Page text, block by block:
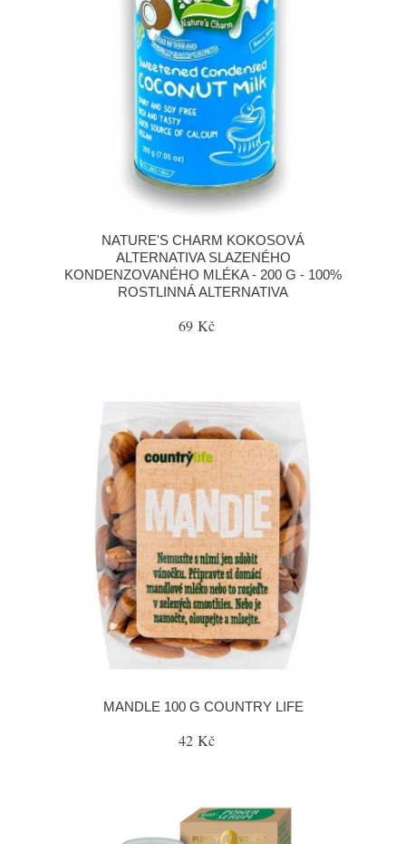
NATURE'S CHARM KOKOSOVÁ
ALTERNATIVA SLAZENÉHO
KONDENZOVANÉHO MLÉKA - 200 G - 100%
ROSTLINNÁ ALTERNATIVA
69 Kč
MANDLE 100 G COUNTRY LIFE
42 Kč